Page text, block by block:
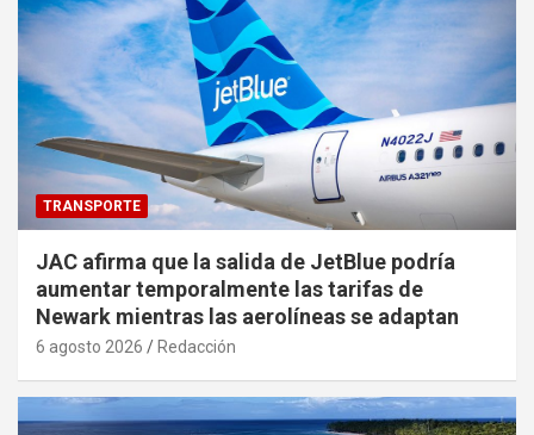
TRANSPORTE
JAC afirma que la salida de JetBlue podría
aumentar temporalmente las tarifas de
Newark mientras las aerolíneas se adaptan
6 agosto 2026 Redacción